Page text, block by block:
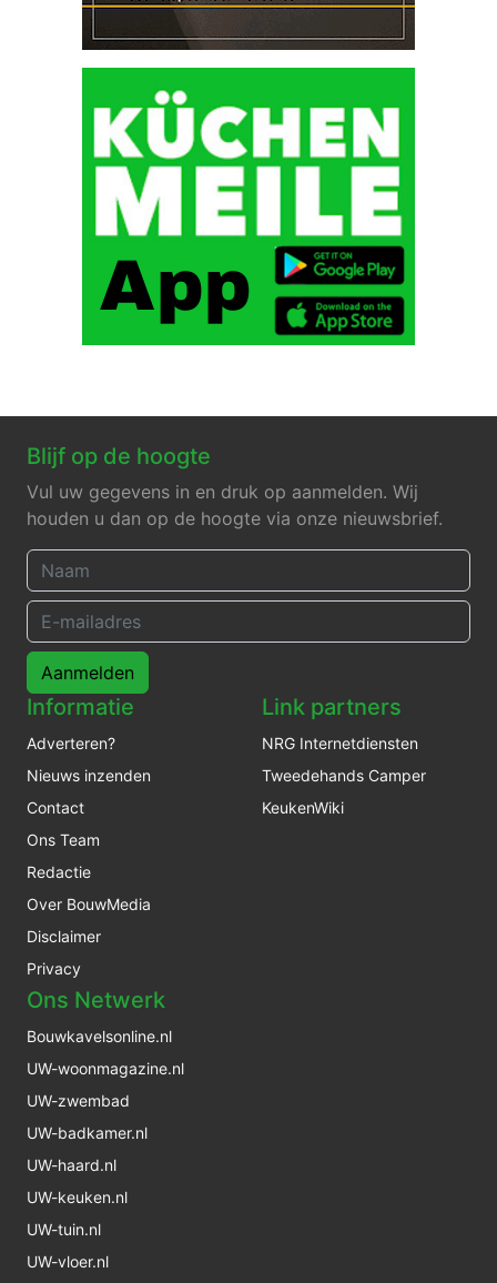
Blijf op de hoogte
Vul uw gegevens in en druk op aanmelden. Wij
houden u dan op de hoogte via onze nieuwsbrief.
Aanmelden
Informatie
Adverteren?
Nieuws inzenden
Contact
Ons Team
Redactie
Over BouwMedia
Disclaimer
Privacy
Link partners
NRG Internetdiensten
Tweedehands Camper
KeukenWiki
Ons Netwerk
Bouwkavelsonline.nl
UW-woonmagazine.nl
UW-zwembad
UW-badkamer.nl
UW-haard.nl
UW-keuken.nl
UW-tuin.nl
UW-vloer.nl